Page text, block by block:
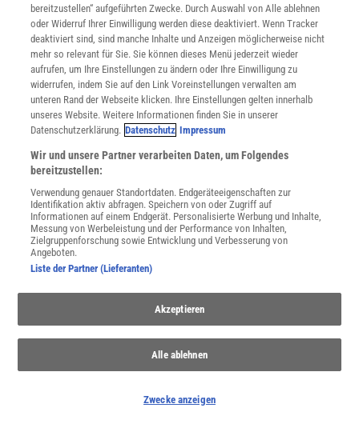
WEITERE NEUERSCHEINUNGEN SPEKTRUM SHOP
Spektrum.de-Newsletter abonnieren
JETZT ANMELDEN!
Sie können unsere Newsletter jederzeit wieder abbestellen. Infos zu unserem Umgang
mit Ihren personenbezogenen Daten finden Sie in unsererDatenschutzerklärung
SERVICES
Im Handel kaufen
Verträge kündigen
bereitzustellen“ aufgeführten Zwecke. Durch Auswahl von Alle ablehnen
oder Widerruf Ihrer Einwilligung werden diese deaktiviert. Wenn Tracker
deaktiviert sind, sind manche Inhalte und Anzeigen möglicherweise nicht
mehr so relevant für Sie. Sie können dieses Menü jederzeit wieder
aufrufen, um Ihre Einstellungen zu ändern oder Ihre Einwilligung zu
widerrufen, indem Sie auf den Link Voreinstellungen verwalten am
unteren Rand der Webseite klicken. Ihre Einstellungen gelten innerhalb
unseres Website. Weitere Informationen finden Sie in unserer
Datenschutzerklärung. Datenschutz Impressum
Wir und unsere Partner verarbeiten Daten, um Folgendes
bereitzustellen:
Verwendung genauer Standortdaten. Endgeräteeigenschaften zur
Identifikation aktiv abfragen. Speichern von oder Zugriff auf
Informationen auf einem Endgerät. Personalisierte Werbung und Inhalte,
Messung von Werbeleistung und der Performance von Inhalten,
Zielgruppenforschung sowie Entwicklung und Verbesserung von
Angeboten.
Liste der Partner (Lieferanten)
Akzeptieren
Alle ablehnen
Zwecke anzeigen